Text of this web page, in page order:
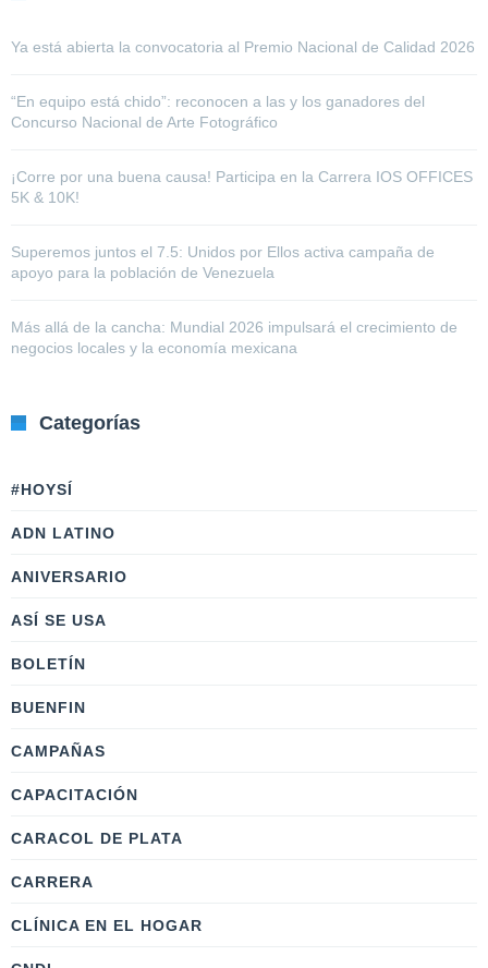
Ya está abierta la convocatoria al Premio Nacional de Calidad 2026
“En equipo está chido”: reconocen a las y los ganadores del
Concurso Nacional de Arte Fotográfico
¡Corre por una buena causa! Participa en la Carrera IOS OFFICES
5K & 10K!
Superemos juntos el 7.5: Unidos por Ellos activa campaña de
apoyo para la población de Venezuela
Más allá de la cancha: Mundial 2026 impulsará el crecimiento de
negocios locales y la economía mexicana
Categorías
#HOYSÍ
ADN LATINO
ANIVERSARIO
ASÍ SE USA
BOLETÍN
BUENFIN
CAMPAÑAS
CAPACITACIÓN
CARACOL DE PLATA
CARRERA
CLÍNICA EN EL HOGAR